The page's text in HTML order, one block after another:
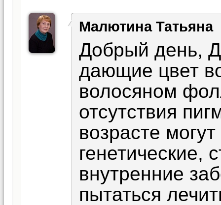
Малютина Татьяна
Добрый день,
дающие цвет
волосяном
отсутствия
возрасте
генетические,
внутренние
пытаться